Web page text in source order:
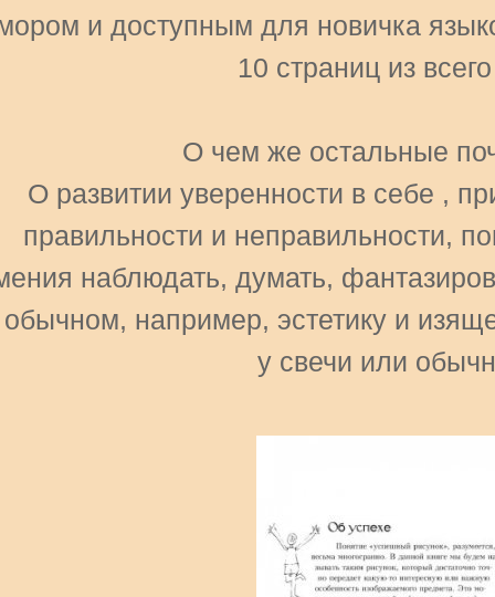
и доступным для новичка
10 страниц из
О чем же остальные
О развитии уверенности в себе ,
правильности и неправильности,
наблюдать, думать,
например, эстетику и
у свечи или